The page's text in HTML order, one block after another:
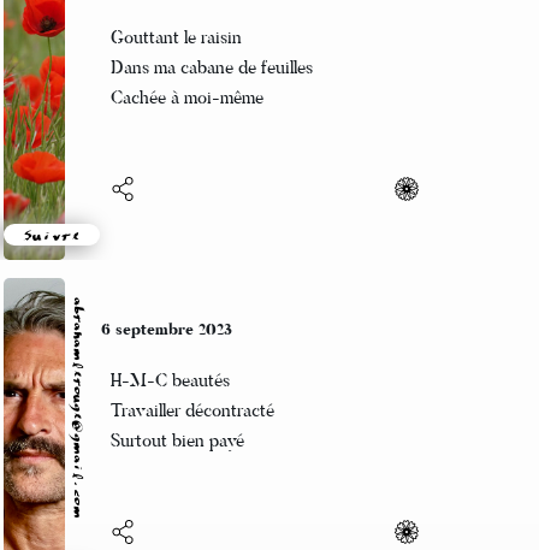
Suivre
Gouttant le raisin
Dans ma cabane de feuilles
Cachée à moi-même
abrahamlerouge@gmail.com 6 septembre 2023
H-M-C beautés
Travailler décontracté
Surtout bien payé